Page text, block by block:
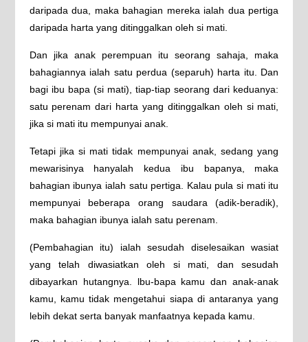
daripada dua, maka bahagian mereka ialah dua pertiga
daripada harta yang ditinggalkan oleh si mati.
Dan jika anak perempuan itu seorang sahaja, maka
bahagiannya ialah satu perdua (separuh) harta itu. Dan
bagi ibu bapa (si mati), tiap-tiap seorang dari keduanya:
satu perenam dari harta yang ditinggalkan oleh si mati,
jika si mati itu mempunyai anak.
Tetapi jika si mati tidak mempunyai anak, sedang yang
mewarisinya hanyalah kedua ibu bapanya, maka
bahagian ibunya ialah satu pertiga. Kalau pula si mati itu
mempunyai beberapa orang saudara (adik-beradik),
maka bahagian ibunya ialah satu perenam.
(Pembahagian itu) ialah sesudah diselesaikan wasiat
yang telah diwasiatkan oleh si mati, dan sesudah
dibayarkan hutangnya. lbu-bapa kamu dan anak-anak
kamu, kamu tidak mengetahui siapa di antaranya yang
lebih dekat serta banyak manfaatnya kepada kamu.